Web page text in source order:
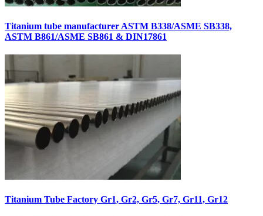
Titanium tube manufacturer ASTM B338/ASME SB338,
ASTM B861/ASME SB861 & DIN17861
Titanium Tube Factory Gr1, Gr2, Gr5, Gr7, Gr11, Gr12